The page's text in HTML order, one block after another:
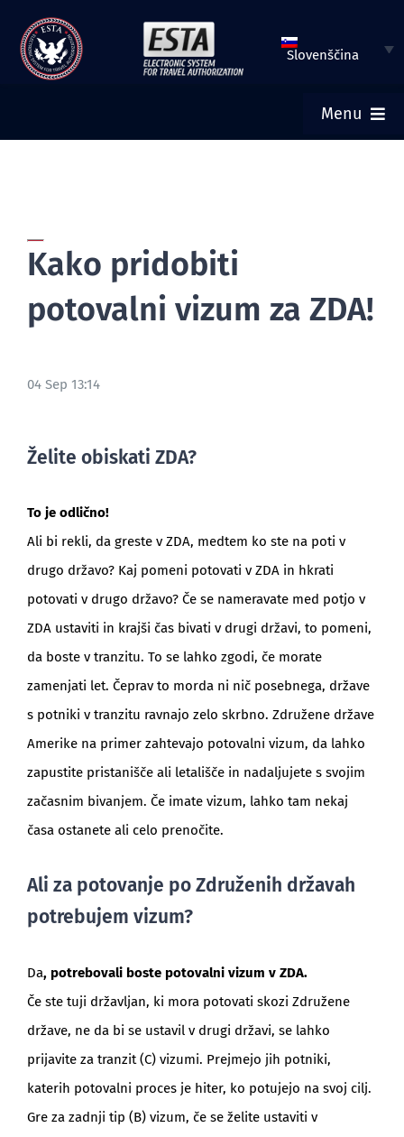
Preskoči
vsebino
Slovenščina
Menu
PREVERI ESTA STATUS
BLOG
Kako pridobiti
potovalni vizum za ZDA!
04 Sep 13:14
Želite obiskati ZDA?
To je odlično!
Ali bi rekli, da greste v ZDA, medtem ko ste na poti v
drugo državo? Kaj pomeni potovati v ZDA in hkrati
potovati v drugo državo? Če se nameravate med potjo v
ZDA ustaviti in krajši čas bivati v drugi državi, to pomeni,
da boste v tranzitu. To se lahko zgodi, če morate
zamenjati let. Čeprav to morda ni nič posebnega, države
s potniki v tranzitu ravnajo zelo skrbno. Združene države
Amerike na primer zahtevajo potovalni vizum, da lahko
zapustite pristanišče ali letališče in nadaljujete s svojim
začasnim bivanjem. Če imate vizum, lahko tam nekaj
časa ostanete ali celo prenočite.
Ali za potovanje po Združenih državah
potrebujem vizum?
Da, potrebovali boste potovalni vizum v ZDA.
Če ste tuji državljan, ki mora potovati skozi Združene
države, ne da bi se ustavil v drugi državi, se lahko
prijavite za tranzit (C) vizumi. Prejmejo jih potniki,
katerih potovalni proces je hiter, ko potujejo na svoj cilj.
Gre za zadnji tip (B) vizum, če se želite ustaviti v